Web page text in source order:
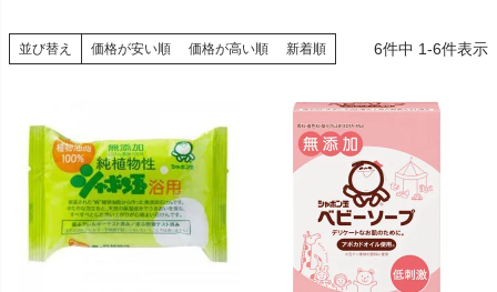
並び替え 価格が安い順 価格が高い順 新着順 6件中 1-6件表示